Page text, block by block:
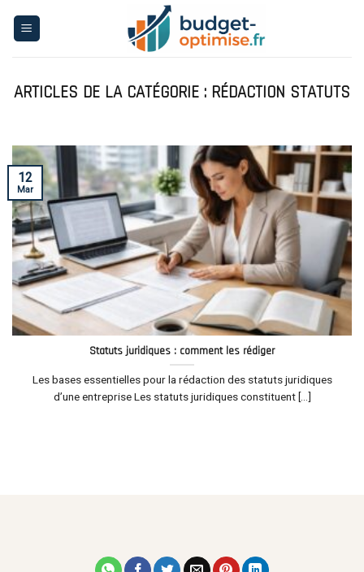
RÉDACTION STATUTS
Statuts juridiques : comment les rédiger
Les bases essentielles pour la rédaction des statuts juridiques
d’une entreprise Les statuts juridiques constituent [...]
12
Mar